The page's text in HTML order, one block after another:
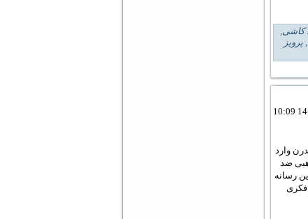
کاشی,
, پرویز
وارد
ضد
رسانه
فکری